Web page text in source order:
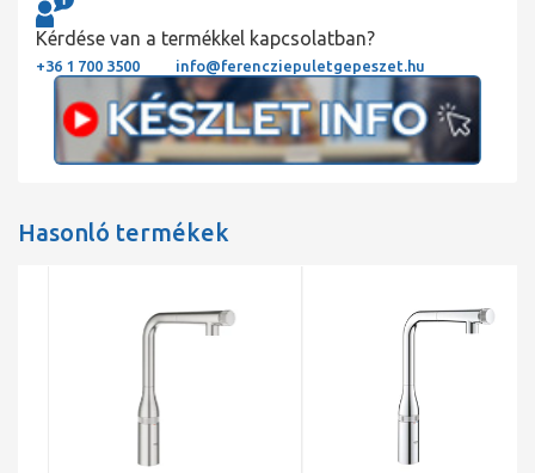
Kérdése van a termékkel kapcsolatban?
+36 1 700 3500 info@ferencziepuletgepeszet.hu
Hasonló termékek